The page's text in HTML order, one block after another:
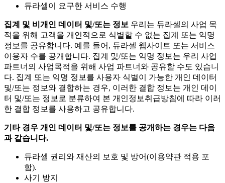
듀라셀이 요구한 서비스 수행
집계 및 비개인 데이터 및/또는 정보 우리는 듀라셀의 사업 목
적을 위해 고객을 개인적으로 식별할 수 없는 집계 또는 익명
정보를 공유합니다. 예를 들어, 듀라셀 웹사이트 또는 서비스
이용자 수를 공개합니다. 집계 및/또는 익명 정보는 우리 사업
파트너의 사업목적을 위해 사업 파트너와 공유할 수도 있습니
다. 집계 또는 익명 정보를 사용자 식별이 가능한 개인 데이터
및/또는 정보와 결합하는 경우, 이러한 결합 정보는 개인 데이
터 및/또는 정보로 분류하여 본 개인정보취급방침에 따라 이러
한 결합 정보를 사용하고 공유합니다.
기타 경우 개인 데이터 및/또는 정보를 공개하는 경우는 다음
과 같습니다.
듀라셀 권리와 재산의 보호 및 방어(이용약관 적용 포
함).
사기 방지